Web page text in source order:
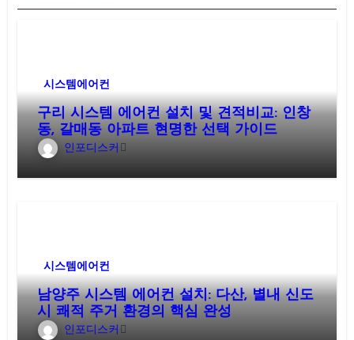
시스템에어컨
구리 시스템 에어컨 설치 및 견적비교: 인창
동, 갈매동 아파트 현명한 선택 가이드
인포디스커
시스템에어컨
남양주 시스템 에어컨 설치: 다산, 별내 신도
시 쾌적 주거 환경의 핵심 완성
인포디스커